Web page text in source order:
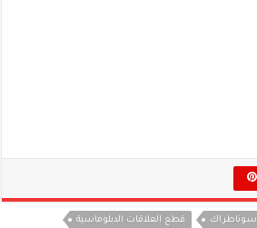
سوناطراك قطع العلاقات الدبلوماسية